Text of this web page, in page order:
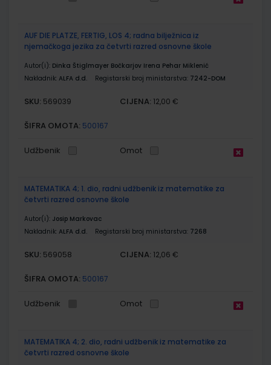
AUF DIE PLATZE, FERTIG, LOS 4; radna bilježnica iz
njemačkoga jezika za četvrti razred osnovne škole
Autor(i): Dinka Štiglmayer Bočkarjov Irena Pehar Miklenić
Nakladnik: ALFA d.d. Registarski broj ministarstva: 7242-DOM
SKU: 569039 CIJENA: 12,00 €
ŠIFRA OMOTA: 500167
Udžbenik Omot
MATEMATIKA 4; 1. dio, radni udžbenik iz matematike za
četvrti razred osnovne škole
Autor(i): Josip Markovac
Nakladnik: ALFA d.d. Registarski broj ministarstva: 7268
SKU: 569058 CIJENA: 12,06 €
ŠIFRA OMOTA: 500167
Udžbenik Omot
MATEMATIKA 4; 2. dio, radni udžbenik iz matematike za
četvrti razred osnovne škole